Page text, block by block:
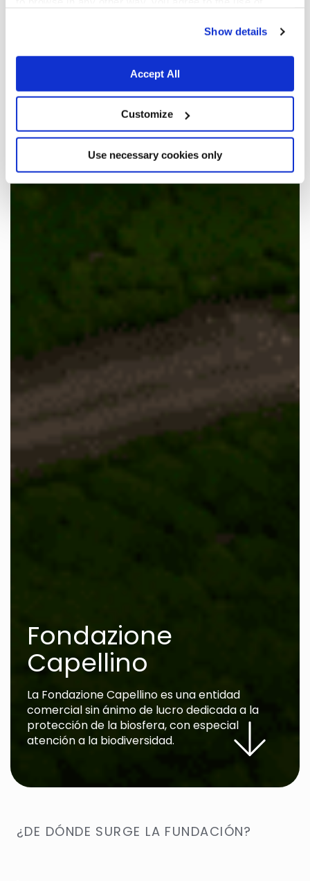
Show details
Accept All
Customize
Use necessary cookies only
Fondazione
Capellino
La Fondazione Capellino es una entidad
comercial sin ánimo de lucro dedicada a la
protección de la biosfera, con especial
atención a la biodiversidad.
¿DE DÓNDE SURGE LA FUNDACIÓN?